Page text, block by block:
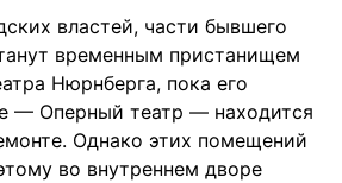
властей, части бывшего
временным пристанищем
Нюрнберга, пока его
— Оперный театр — находится
Однако этих помещений
во внутреннем дворе